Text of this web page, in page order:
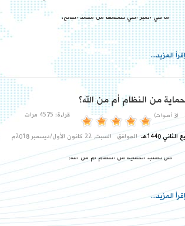
إقرأ المزيد...
من النظام أم من الله؟
(3 أصوات) قراءة: 4575 مرات
الموافق السبت, 22 كانون الأول/ديسمبر 2018م
إقرأ المزيد...